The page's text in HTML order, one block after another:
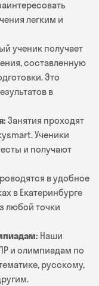
легким и
ученик получает
составленную
Это
в
Занятия проходят
Ученики
и получают
в удобное
в Екатеринбурге
любой точки
Наши
и олимпиадам по
русскому,